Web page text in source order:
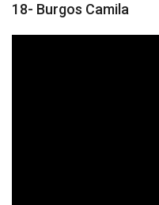
18- Burgos Camila